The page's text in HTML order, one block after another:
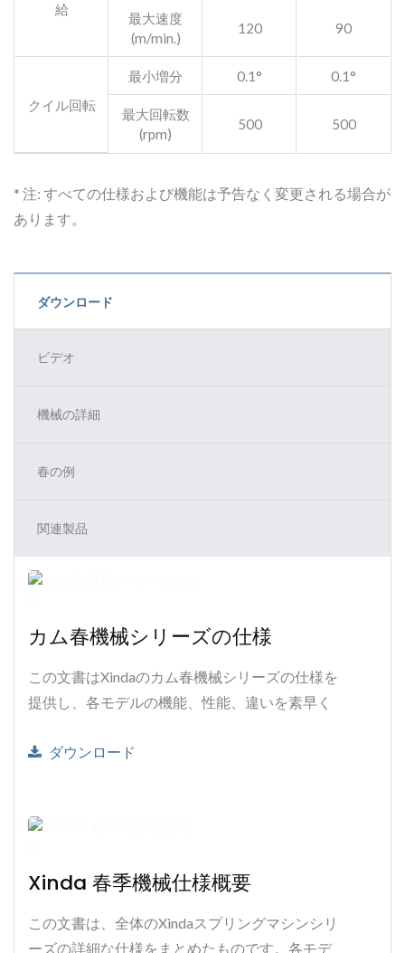
給
最大速度
(m/min.)
120 90
クイル回転
最小増分 0.1° 0.1°
最大回転数
(rpm)
500 500
* 注: すべての仕様および機能は予告なく変更される場合が
あります。
ダウンロード
ビデオ
機械の詳細
春の例
関連製品
カム春機械シリーズの仕様
この文書はXindaのカム春機械シリーズの仕様を
提供し、各モデルの機能、性能、違いを素早く
春機械ソリューションを選択するのに役立ちま
ダウンロード
Xinda 春季機械仕様概要
この文書は、全体のXindaスプリングマシンシリ
ーズの詳細な仕様をまとめたものです。各モデ